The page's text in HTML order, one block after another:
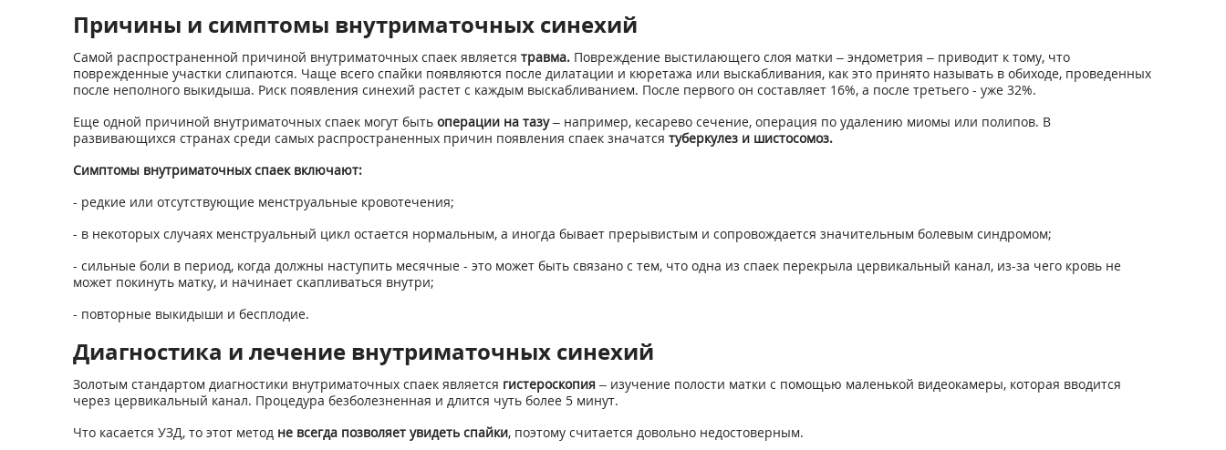
Причины и симптомы внутриматочных синехий
Самой распространенной причиной внутриматочных спаек является травма.Повреждение выстилающего слоя матки – эндометрия – приводит к тому, что
поврежденные участки слипаются. Чаще всего спайки появляются после дилатации и кюретажа или выскабливания, как это принято называть в обиходе, проведенных
после неполного выкидыша. Риск появления синехий растет с каждым выскабливанием. После первого он составляет 16%, а после третьего - уже 32%.
Еще одной причиной внутриматочных спаек могут быть операции на тазу– например, кесарево сечение, операция по удалению миомы или полипов. В
развивающихся странах среди самых распространенных причин появления спаек значатся туберкулез и шистосомоз.
Симптомы внутриматочных спаек включают:
- редкие или отсутствующие менструальные кровотечения;
- в некоторых случаях менструальный цикл остается нормальным, а иногда бывает прерывистым и сопровождается значительным болевым синдромом;
- сильные боли в период, когда должны наступить месячные - это может быть связано с тем, что одна из спаек перекрыла цервикальный канал, из-за чего кровь не
может покинуть матку, и начинает скапливаться внутри;
- повторные выкидыши и бесплодие.
Диагностика и лечение внутриматочных синехий
Золотым стандартом диагностики внутриматочных спаек является гистероскопия– изучение полости матки с помощью маленькой видеокамеры, которая вводится
через цервикальный канал. Процедура безболезненная и длится чуть более 5 минут.
Что касается УЗД, то этот метод не всегда позволяет увидеть спайки, поэтому считается довольно недостоверным.